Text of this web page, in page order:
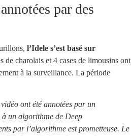
par des
l’Idele s’est basé sur
de charolais et 4 cases de limousins ont
à la surveillance. La période
ont été annotées par un
à un algorithme de Deep
par l’algorithme est prometteuse. Le